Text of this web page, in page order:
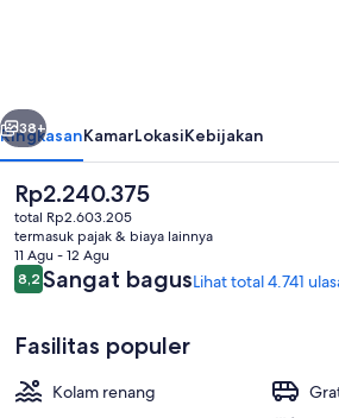
LAX
Airport
by
IHG
Eksterior
Berikutnya
38+
RingkasanKamarLokasiKebijakan
Harga
saat
ini
Rp2.240.375
Rp2.240.375
total Rp2.603.205
termasuk pajak & biaya lainnya
11 Agu - 12 Agu
Ulasan
8,28,2 dari 10
Sangat bagusLihat total 4.741
Fasilitas populer
Kolam renang